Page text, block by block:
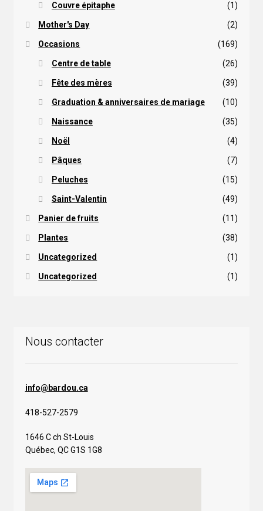
Couvre épitaphe (1)
Mother's Day (2)
Occasions (169)
Centre de table (26)
Fête des mères (39)
Graduation & anniversaires de mariage (10)
Naissance (35)
Noël (4)
Pâques (7)
Peluches (15)
Saint-Valentin (49)
Panier de fruits (11)
Plantes (38)
Uncategorized (1)
Uncategorized (1)
Nous contacter
info@bardou.ca
418-527-2579
1646 C ch St-Louis
Québec, QC G1S 1G8